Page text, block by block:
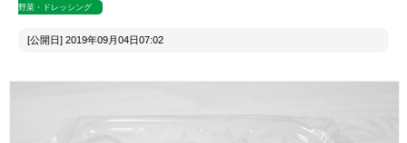
野菜・ドレッシング
[公開日] 2019年09月04日07:02